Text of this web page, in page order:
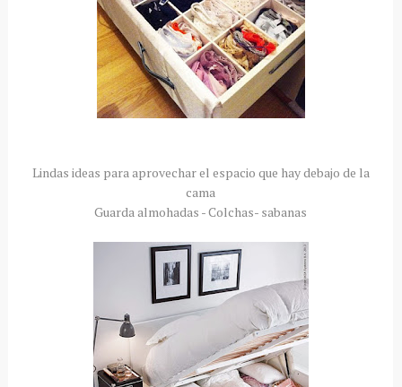
Lindas ideas para aprovechar el espacio que hay debajo de la
cama
Guarda almohadas - Colchas- sabanas